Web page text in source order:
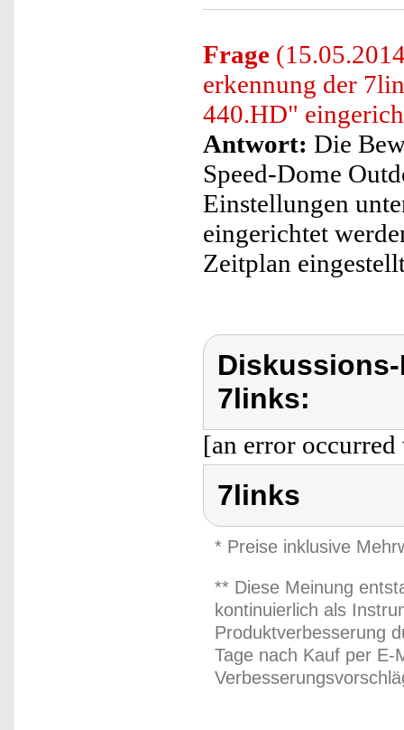
Frage
erkennung der
440.HD"
Antwort: Die
Speed-Dome
Einstellungen
eingerichtet
Zeitplan
7links:
[an error
7links
* Preise inklusive
** Diese Meinung
kontinuierlich als
Produktverbesserung
Tage nach Kauf per E-